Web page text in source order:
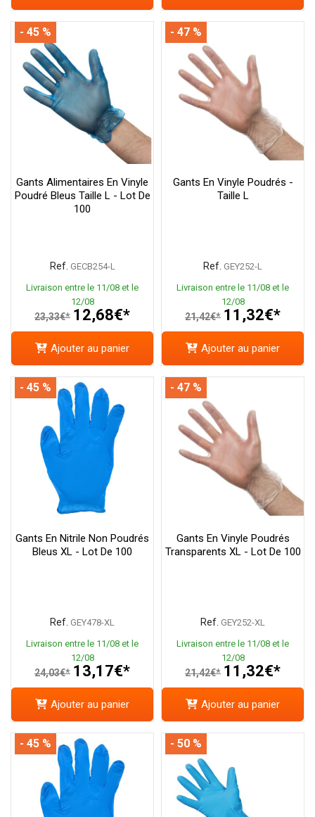
Gants Alimentaires En Vinyle
Poudré Bleus Taille L - Lot De
100
Ref. GECB254-L
Livraison entre le 11/08 et le
12/08
23,33€* 12,68€*
- 45 %
Ajouter au panier
Gants En Vinyle Poudrés -
Taille L
Ref. GEY252-L
Livraison entre le 11/08 et le
12/08
21,42€* 11,32€*
- 47 %
Ajouter au panier
Gants En Nitrile Non Poudrés
Bleus XL - Lot De 100
Ref. GEY478-XL
Livraison entre le 11/08 et le
12/08
24,03€* 13,17€*
- 45 %
Ajouter au panier
Gants En Vinyle Poudrés
Transparents XL - Lot De 100
Ref. GEY252-XL
Livraison entre le 11/08 et le
12/08
21,42€* 11,32€*
- 47 %
Ajouter au panier
- 45 % - 50 %